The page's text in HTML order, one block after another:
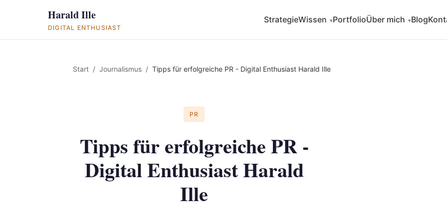
Harald Ille
DIGITAL ENTHUSIAST
StrategieWissen ▾PortfolioÜber mich ▾Blog
Start Journalismus Tipps für erfolgreiche PR - Digital Enthusiast Harald Ille
PR
Tipps für erfolgreiche PR -
Digital Enthusiast Harald
Ille